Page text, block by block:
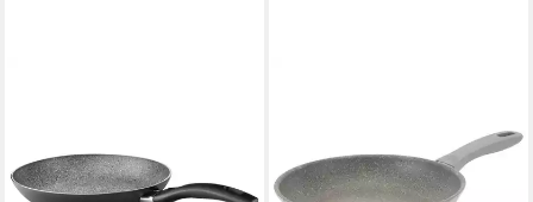
schwarz Pfannen-Set
37,90 €
Aluminium Ø 24 cm
65,54 €